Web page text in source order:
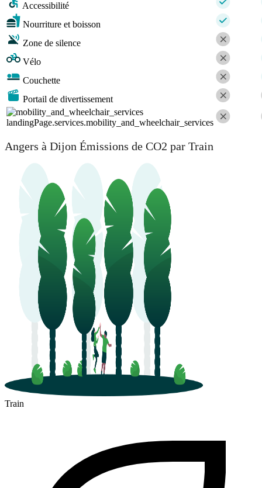
Accessibilité
Nourriture et boisson
Zone de silence
Vélo
Couchette
Portail de divertissement
landingPage.services.mobility_and_wheelchair_services
Angers à Dijon Émissions de CO2 par Train
Train